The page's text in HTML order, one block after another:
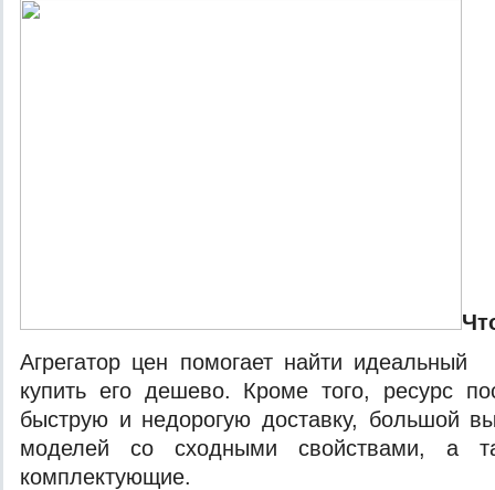
Агрегатор цен помогает найти
купить его дешево. Кроме того, ресурс
быструю и недорогую доставку, большой
моделей со сходными свойствами, а
комплектующие.